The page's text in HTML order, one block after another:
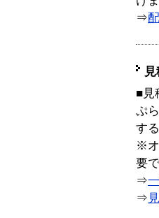
⇒
■見
ぷ
す
※オ
要で
⇒
⇒